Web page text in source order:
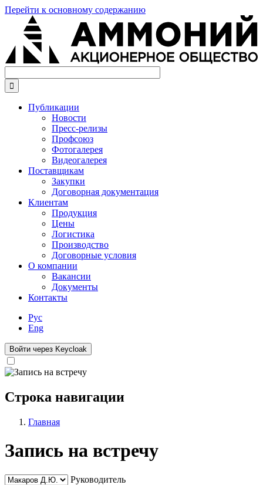
Перейти к основному содержанию

Публикации
Новости
Пресс-релизы
Профсоюз
Фотогалерея
Видеогалерея
Поставщикам
Закупки
Договорная документация
Клиентам
Продукция
Цены
Логистика
Производство
Договорные условия
О компании
Вакансии
Документы
Контакты
Рус
Eng
Войти через Keycloak
Строка навигации
Главная
Запись на встречу
Руководитель